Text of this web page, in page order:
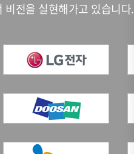
전을 실현해가고 있습니다.